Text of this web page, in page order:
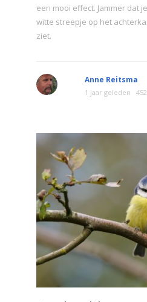
een mooi effect. Jammer dat
witte streepje op het
ziet.
Anne Reitsma
1 jaar geleden